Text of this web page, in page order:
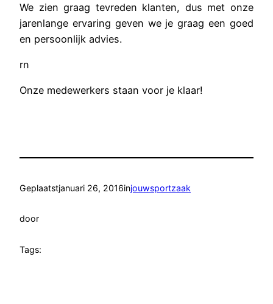
We zien graag tevreden klanten, dus met onze
jarenlange ervaring geven we je graag een goed
en persoonlijk advies.
rn
Onze medewerkers staan voor je klaar!
Geplaatstjanuari 26, 2016injouwsportzaak
door
Tags: